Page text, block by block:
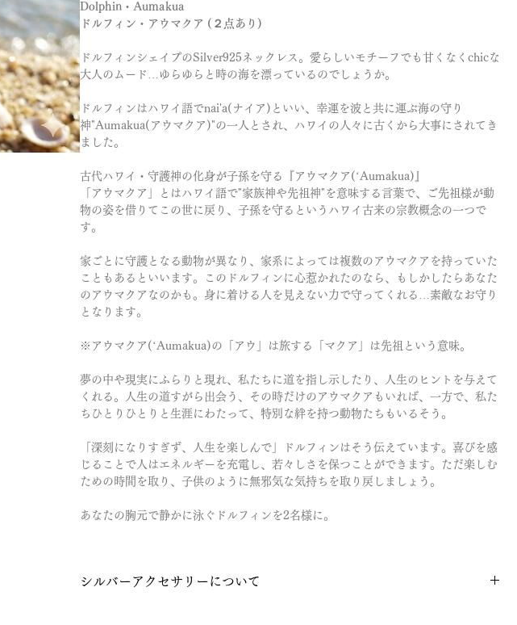
Dolphin・Aumakua
ドルフィン・アウマクア (２点あり)
ドルフィンシェイプのSilver925ネックレス。愛らしいモチーフでも甘くなくchicな
大人のムード…ゆらゆらと時の海を漂っているのでしょうか。
ドルフィンはハワイ語でnai'a(ナイア)といい、幸運を波と共に運ぶ海の守り
神"Aumakua(アウマクア)"の一人とされ、ハワイの人々に古くから大事にされてき
ました。
古代ハワイ・守護神の化身が子孫を守る『アウマクア(ʻAumakua)』
「アウマクア」とはハワイ語で"家族神や先祖神"を意味する言葉で、ご先祖様が動
物の姿を借りてこの世に戻り、子孫を守るというハワイ古来の宗教概念の一つで
す。
家ごとに守護となる動物が異なり、家系によっては複数のアウマクアを持っていた
こともあるといいます。このドルフィンに心惹かれたのなら、もしかしたらあなた
のアウマクアなのかも。身に着ける人を見えない力で守ってくれる…素敵なお守り
となります。
※アウマクア(ʻAumakua)の「アウ」は旅する「マクア」は先祖という意味。
夢の中や現実にふらりと現れ、私たちに道を指し示したり、人生のヒントを与えて
くれる。人生の道すがら出会う、その時だけのアウマクアもいれば、一方で、私た
ちひとりひとりと生涯にわたって、特別な絆を持つ動物たちもいるそう。
「深刻になりすぎず、人生を楽しんで」ドルフィンはそう伝えています。喜びを感
じることで人はエネルギーを充電し、若々しさを保つことができます。ただ楽しむ
ための時間を取り、子供のように無邪気な気持ちを取り戻しましょう。
あなたの胸元で静かに泳ぐドルフィンを2名様に。
シルバーアクセサリーについて